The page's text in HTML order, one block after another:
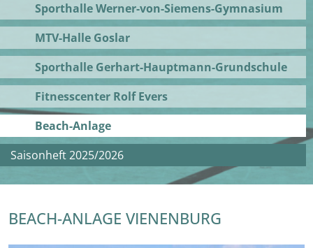
Sporthalle Werner-von-Siemens-Gymnasium
MTV-Halle Goslar
Sporthalle Gerhart-Hauptmann-Grundschule
Fitnesscenter Rolf Evers
Beach-Anlage
Saisonheft 2025/2026
BEACH-ANLAGE VIENENBURG